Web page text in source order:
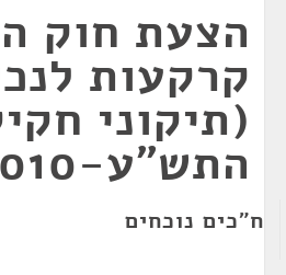
הצעת חוק
קרקעות
(תיקוני
התש"ע-2010
ח"כים נוכחים